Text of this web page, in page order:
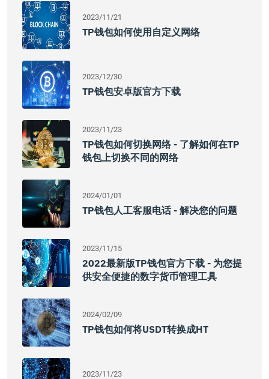
2023/11/21
TP钱包如何使用自定义网络
2023/12/30
TP钱包安卓版官方下载
2023/11/23
TP钱包如何切换网络 - 了解如何在TP
钱包上切换不同的网络
2024/01/01
TP钱包人工客服电话 - 解决您的问题
2023/11/15
2022最新版TP钱包官方下载 - 为您提
供安全便捷的数字货币管理工具
2024/02/09
TP钱包如何将USDT转换成HT
2023/11/23